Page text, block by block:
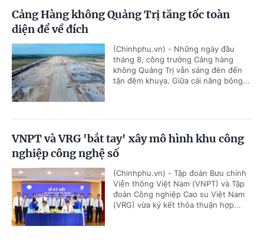
Cảng Hàng không Quảng Trị tăng tốc toàn
diện để về đích
(Chinhphu.vn) - Những ngày đầu
tháng 8, công trường Cảng hàng
không Quảng Trị vẫn sáng đèn đến
tận đêm khuya. Giữa cái nắng bỏng...
VNPT và VRG 'bắt tay' xây mô hình khu công
nghiệp công nghệ số
(Chinhphu.vn) - Tập đoàn Bưu chính
Viễn thông Việt Nam (VNPT) và Tập
đoàn Công nghiệp Cao su Việt Nam
(VRG) vừa ký kết thỏa thuận hợp...